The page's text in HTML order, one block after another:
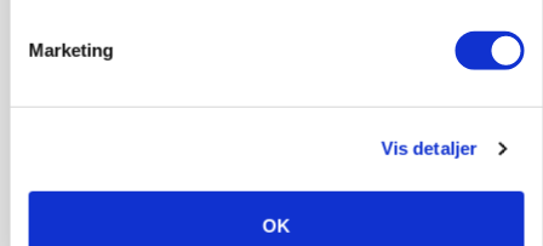
Marketing
Vis detaljer
OK
Før såmaskinen kører: Her er efterårets største
Annonce